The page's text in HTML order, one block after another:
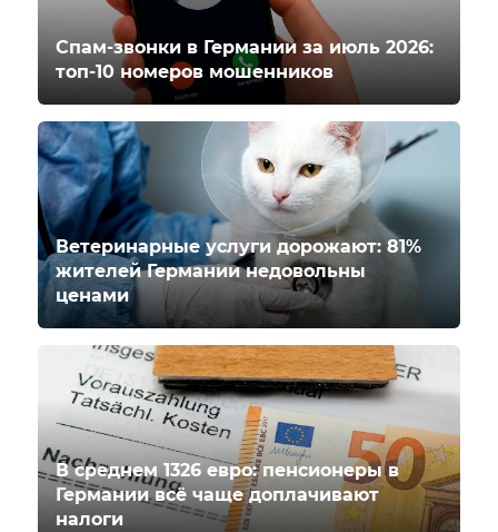
Спам-звонки в Германии за июль 2026:
топ-10 номеров мошенников
Ветеринарные услуги дорожают: 81%
жителей Германии недовольны
ценами
В среднем 1326 евро: пенсионеры в
Германии всё чаще доплачивают
налоги